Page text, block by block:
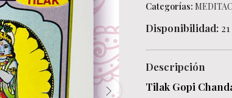
Categorías:
Disponibilidad: 21
Descripción
Tilak Gopi